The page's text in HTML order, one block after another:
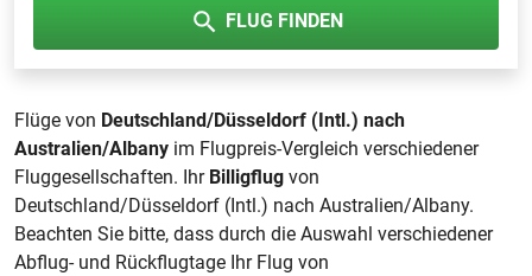
FLUG FINDEN
Flüge von Deutschland/Düsseldorf (Intl.) nach
Australien/Albany im Flugpreis-Vergleich verschiedener
Fluggesellschaften. Ihr Billigflug von
Deutschland/Düsseldorf (Intl.) nach Australien/Albany.
Beachten Sie bitte, dass durch die Auswahl verschiedener
Abflug- und Rückflugtage Ihr Flug von